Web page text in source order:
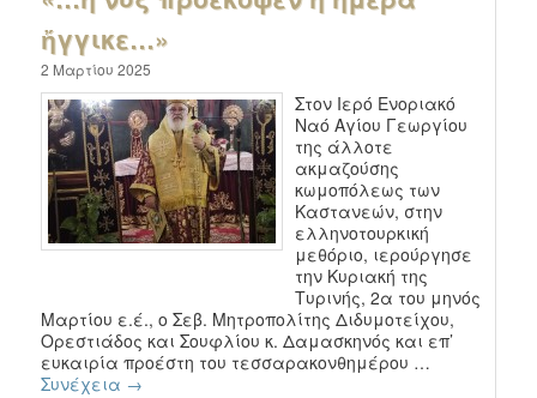
ἤγγικε…»
2 Μαρτίου 2025
Στον Ιερό Ενοριακό
Ναό Αγίου Γεωργίου
της άλλοτε
ακμαζούσης
κωμοπόλεως των
Καστανεών, στην
ελληνοτουρκική
μεθόριο, ιερούργησε
την Κυριακή της
Τυρινής, 2α του μηνός
Μαρτίου ε.έ., ο Σεβ. Μητροπολίτης Διδυμοτείχου,
Ορεστιάδος και Σουφλίου κ. Δαμασκηνός και επ’
ευκαιρία προέστη του τεσσαρακονθημέρου …
Συνέχεια →